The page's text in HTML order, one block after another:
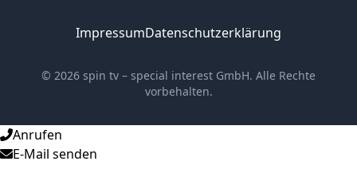
ImpressumDatenschutzerklärung
© 2026 spin tv – special interest GmbH. Alle Rechte
vorbehalten.
Anrufen
E-Mail senden